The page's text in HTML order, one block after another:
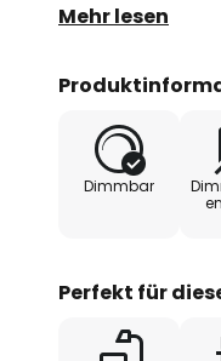
einem Tisch,
- mit Kabeln aus
- Design:
Mehr lesen
Dimmbar
Perfekt für